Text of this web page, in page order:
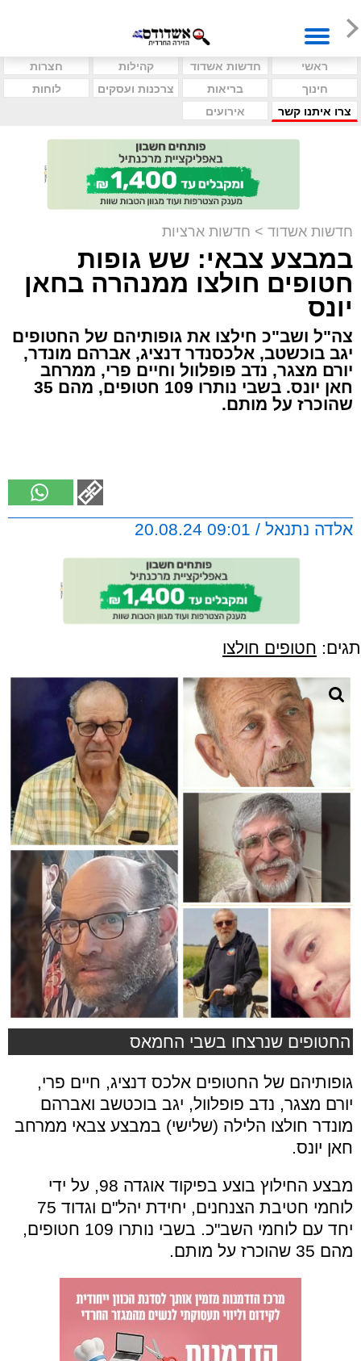
ראשי חדשות אשדוד קהילות
חצרות
חינוך
בריאות צרכנות ועסקים
לוחות
צרו איתנו קשר
אירועים
חדשות אשדוד > חדשות ארציות
במבצע צבאי: שש גופות
חטופים חולצו ממנהרה בחאן
יונס
צה"ל ושב"כ חילצו את גופותיהם של החטופים
יגב בוכשטב, אלכסנדר דנציג, אברהם מונדר,
יורם מצגר, נדב פופלוול וחיים פרי, ממרחב
חאן יונס. בשבי נותרו 109 חטופים, מהם 35
שהוכרז על מותם.
אלדה נתנאל / 09:01 20.08.24
תגים: חטופים חולצו
החטופים שנרצחו בשבי החמאס
גופותיהם של החטופים אלכס דנציג, חיים פרי,
יורם מצגר, נדב פופלוול, יגב בוכטשב ואברהם
מונדר חולצו הלילה (שלישי) במבצע צבאי ממרחב
חאן יונס.
מבצע החילוץ בוצע בפיקוד אוגדה 98, על ידי
לוחמי חטיבת הצנחנים, יחידת יהל"ם וגדוד 75
יחד עם לוחמי השב"כ. בשבי נותרו 109 חטופים,
מהם 35 שהוכרז על מותם.